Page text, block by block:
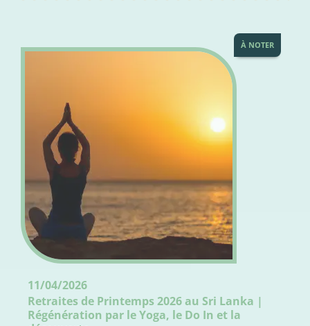
À NOTER
11/04/2026
Retraites de Printemps 2026 au Sri Lanka |
Régénération par le Yoga, le Do In et la